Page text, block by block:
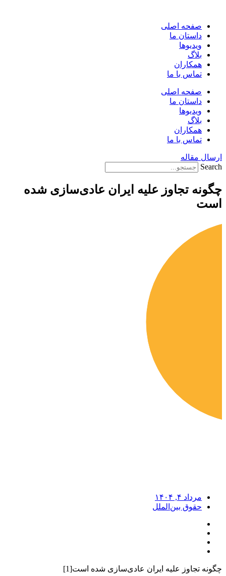
محتوا
صفحه اصلی
داستان ما
ویدیوها
بلاگ
همکاران
تماس با ما
صفحه اصلی
داستان ما
ویدیوها
بلاگ
همکاران
تماس با ما
ارسال مقاله
Search
چگونه تجاوز علیه ایران عادی‌سازی شده
است
مرداد ۴, ۱۴۰۴
حقوق بین‌الملل
چگونه تجاوز علیه ایران عادی‌سازی شده است[1]